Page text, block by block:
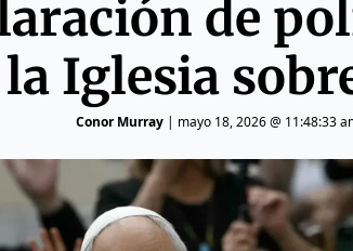
de
la Iglesia
Conor Murray | mayo 18, 2026 @ 11:48:33